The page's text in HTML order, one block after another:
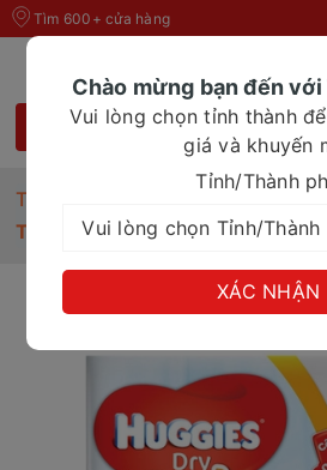
Tìm 600+ cửa hàng
Trang chủ
Tã quần Huggies Dry size XL18
Chào mừng bạn đến
Vui lòng chọn tỉnh thành
giá và khuyến
Tỉnh/Thành
XÁC NHẬN